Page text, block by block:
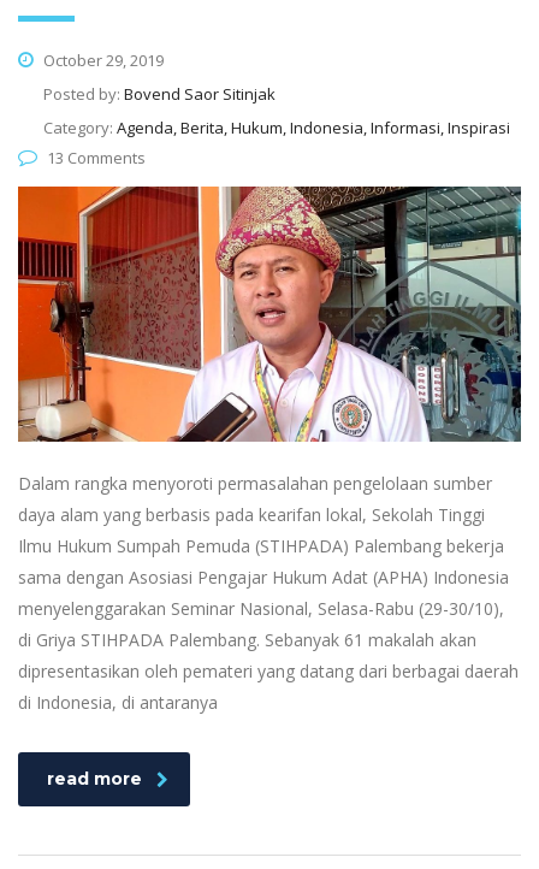
October 29, 2019
Posted by: Bovend Saor Sitinjak
Category: Agenda, Berita, Hukum, Indonesia, Informasi, Inspirasi
13 Comments
Dalam rangka menyoroti permasalahan pengelolaan sumber
daya alam yang berbasis pada kearifan lokal, Sekolah Tinggi
Ilmu Hukum Sumpah Pemuda (STIHPADA) Palembang bekerja
sama dengan Asosiasi Pengajar Hukum Adat (APHA) Indonesia
menyelenggarakan Seminar Nasional, Selasa-Rabu (29-30/10),
di Griya STIHPADA Palembang. Sebanyak 61 makalah akan
dipresentasikan oleh pemateri yang datang dari berbagai daerah
di Indonesia, di antaranya
read more